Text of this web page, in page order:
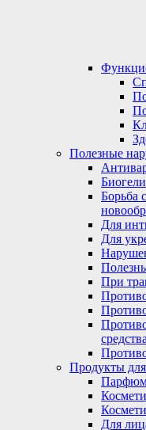
Полезные
Биогели
Борьба
Для
Для
При
Продукты
Для